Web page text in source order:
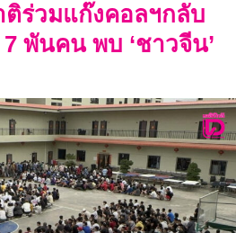
ติร่วมแก๊งคอลฯกลับ
พันคน พบ ‘ชาวจีน’